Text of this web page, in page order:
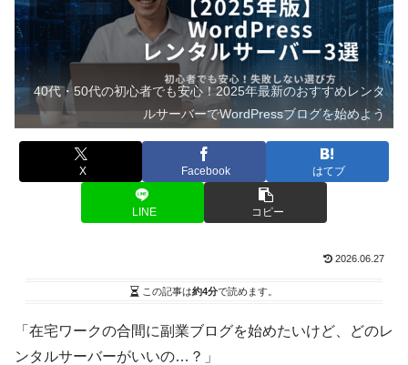
40代・50代の初心者でも安心！2025年最新のおすすめレンタ
ルサーバーでWordPressブログを始めよう
X Facebook はてブ
LINE コピー
2026.06.27
この記事は約4分で読めます。
「在宅ワークの合間に副業ブログを始めたいけど、どのレ
ンタルサーバーがいいの…？」